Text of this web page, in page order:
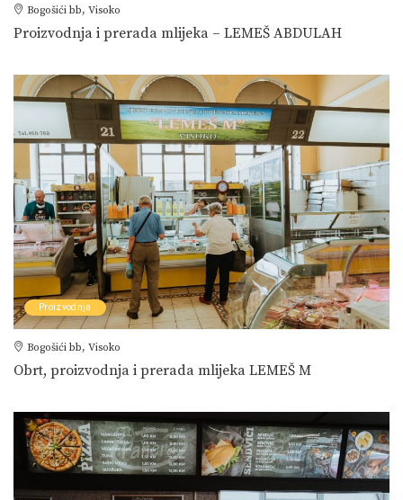
Bogošići bb, Visoko
Proizvodnja i prerada mlijeka – LEMEŠ ABDULAH
Proizvodnja
Bogošići bb, Visoko
Obrt, proizvodnja i prerada mlijeka LEMEŠ M